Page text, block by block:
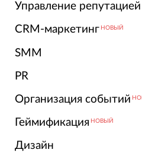
Управление
CRM-маркетинг НОВЫЙ
SMM
PR
Организация событий
Геймификация НОВЫЙ
Дизайн